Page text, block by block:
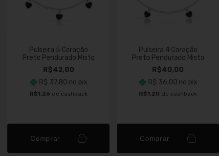
Pulseira 5 Coração
Preto Pendurado Misto
R$42,00
R$ 37,80 no pix
R$1,26 de cashback
Comprar
Pulseira 4 Coração
Preto Pendurado Misto
R$40,00
R$ 36,00 no pix
R$1,20 de cashback
Comprar